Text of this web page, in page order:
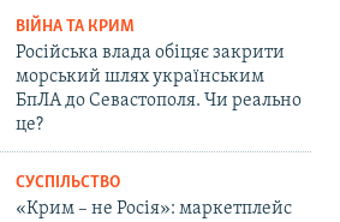
ВІЙНА ТА КРИМ
Російська влада обіцяє закрити
морський шлях українським
БпЛА до Севастополя. Чи реально
це?
СУСПІЛЬСТВО
«Крим – не Росія»: маркетплейс